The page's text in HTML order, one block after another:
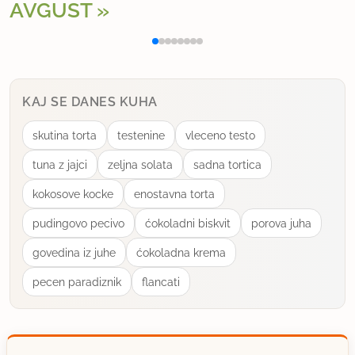
AVGUST
Polnjena paprika na klasičen način
KAJ SE DANES KUHA
skutina torta testenine vleceno testo
tuna z jajci zeljna solata sadna tortica
kokosove kocke enostavna torta
pudingovo pecivo ćokoladni biskvit porova juha
govedina iz juhe ćokoladna krema
pecen paradiznik flancati